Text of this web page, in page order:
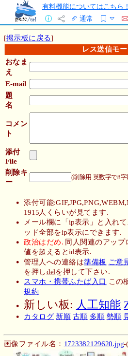
有料機能についてはこちら！
通常